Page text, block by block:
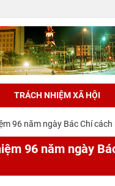
TRÁCH NHIỆM XÃ HỘI
96 năm ngày Bác Chí
96 năm ngày